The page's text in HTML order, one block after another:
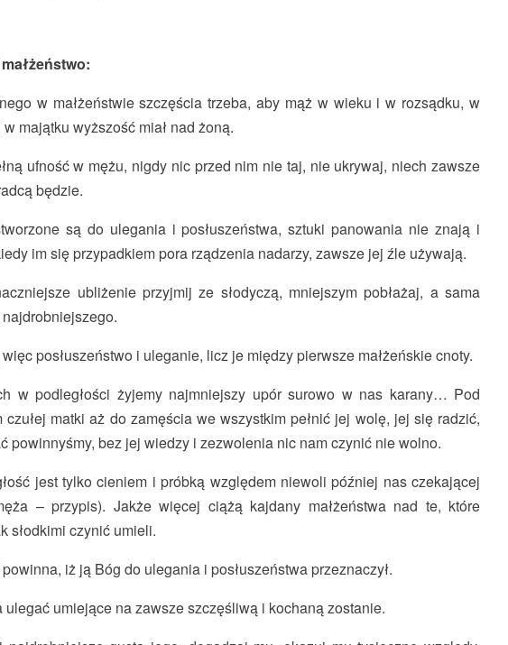
w małżeństwie szczęścia trzeba, aby mąż w wieku i w rozsądku, w
majątku wyższość miał nad żoną.
ufność w mężu, nigdy nic przed nim nie taj, nie ukrywaj, niech zawsze
będzie.
są do ulegania i posłuszeństwa, sztuki panowania nie znają i
im się przypadkiem pora rządzenia nadarzy, zawsze jej źle używają.
ubliżenie przyjmij ze słodyczą, mniejszym pobłażaj, a sama
posłuszeństwo i uleganie, licz je między pierwsze małżeńskie cnoty.
w podległości żyjemy najmniejszy upór surowo w nas karany… Pod
czułej matki aż do zamęścia we wszystkim pełnić jej wolę, jej się radzić,
powinnyśmy, bez jej wiedzy i zezwolenia nic nam czynić nie wolno.
jest tylko cieniem i próbką względem niewoli później nas czekającej
– przypis). Jakże więcej ciążą kajdany małżeństwa nad te, które
słodkimi czynić umieli.
iż ją Bóg do ulegania i posłuszeństwa przeznaczył.
ulegać umiejące na zawsze szczęśliwą i kochaną zostanie.